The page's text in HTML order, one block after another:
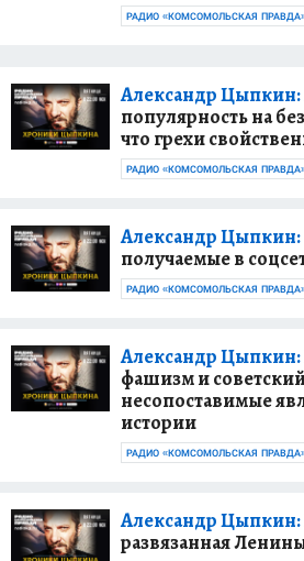
РАДИО «КОМСОМОЛЬСКАЯ
Александр Цыпкин:
популярность на
что грехи
РАДИО «КОМСОМОЛЬСКАЯ
Александр Цыпкин:
получаемые в
РАДИО «КОМСОМОЛЬСКАЯ
Александр Цыпкин:
фашизм и
несопоставимые
истории
РАДИО «КОМСОМОЛЬСКАЯ
Александр Цыпкин:
развязанная